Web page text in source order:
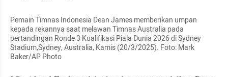
Pemain Timnas Indonesia Dean James memberikan umpan
kepada rekannya saat melawan Timnas Australia pada
pertandingan Ronde 3 Kualifikasi Piala Dunia 2026 di Sydney
Stadium,Sydney, Australia, Kamis (20/3/2025). Foto: Mark
Baker/AP Photo